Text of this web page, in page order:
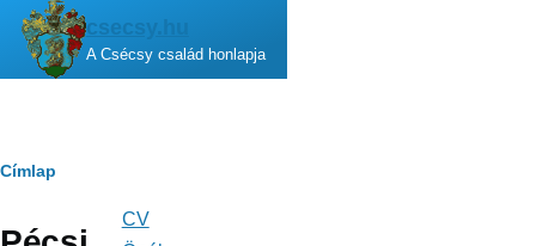
Ugrás a tartalomra
csecsy.hu
A Csécsy család honlapja
Morzsa
Címlap
CV